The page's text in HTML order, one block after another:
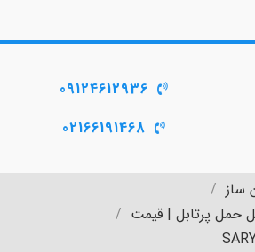
09124612936
02166191468
ساز
حمل پرتابل | قیمت